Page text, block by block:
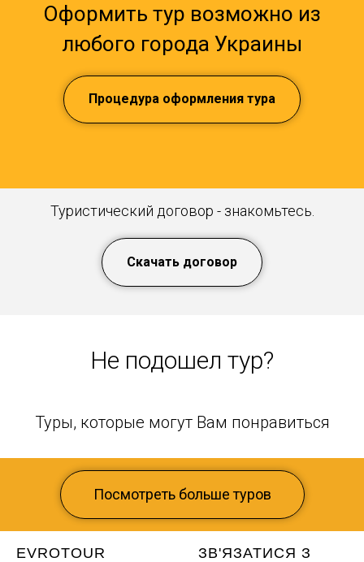
Оформить тур возможно из
любого города Украины
Процедура оформления тура
Туристический договор - знакомьтесь.
Скачать договор
Не подошел тур?
Туры, которые могут Вам понравиться
Посмотреть больше туров
EVROTOUR
ЗВ'ЯЗАТИСЯ З